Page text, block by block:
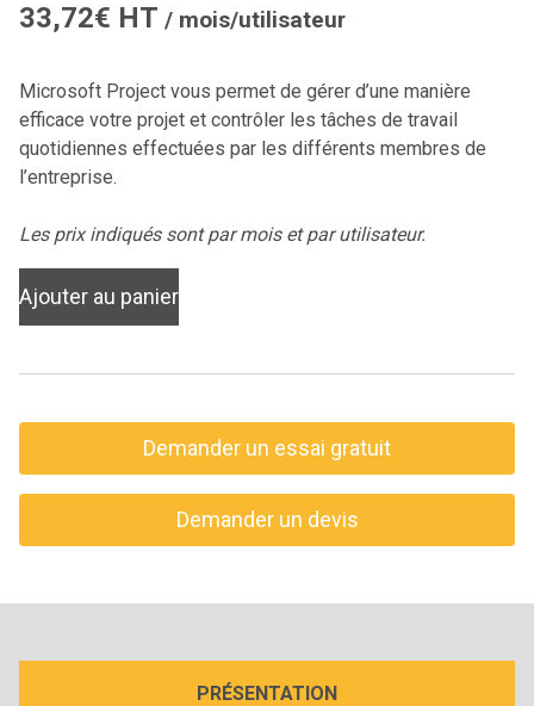
33,72€ HT / mois/utilisateur
Microsoft Project vous permet de gérer d’une manière
efficace votre projet et contrôler les tâches de travail
quotidiennes effectuées par les différents membres de
l’entreprise.
Les prix indiqués sont par mois et par utilisateur.
Ajouter au panier
Demander un essai gratuit
Demander un devis
PRÉSENTATION